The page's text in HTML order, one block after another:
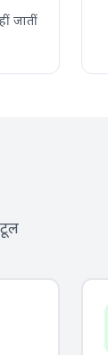
जातीं